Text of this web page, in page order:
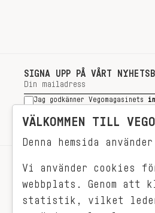
SIGNA UPP PÅ VÅRT
Jag godkänner Vegomagasinets
SIGNA UPP
VÄLKOMMEN TILL
Denna hemsida
Vi använder cookies
webbplats. Genom
statistik, vilket